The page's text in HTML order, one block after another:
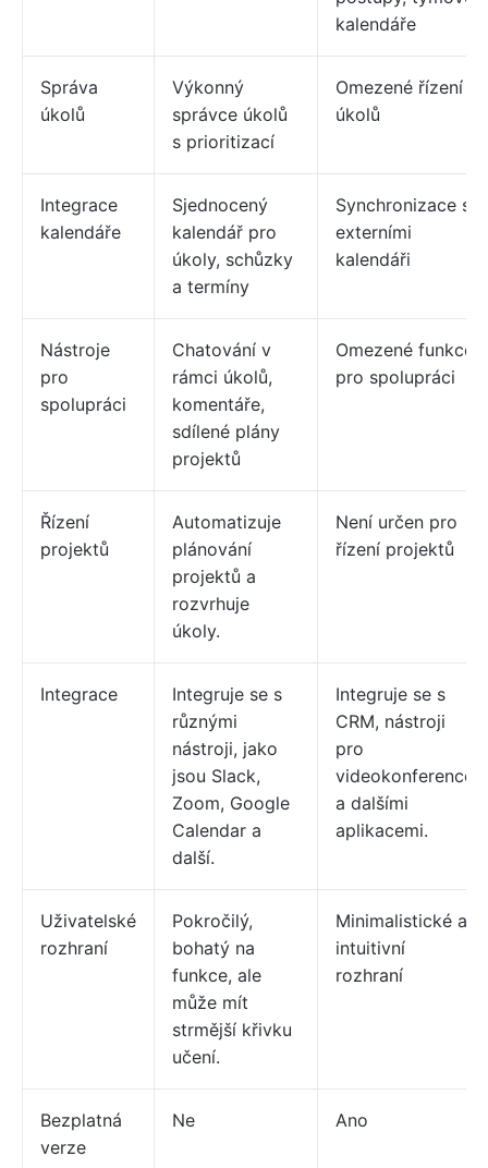
kalendáře
Správa
úkolů
Výkonný
správce úkolů
s prioritizací
Omezené řízení
úkolů
Integrace
kalendáře
Sjednocený
kalendář pro
úkoly, schůzky
a termíny
Synchronizace s
externími
kalendáři
Nástroje
pro
spolupráci
Chatování v
rámci úkolů,
komentáře,
sdílené plány
projektů
Omezené funkce
pro spolupráci
Řízení
projektů
Automatizuje
plánování
projektů a
rozvrhuje
úkoly.
Není určen pro
řízení projektů
Integrace
Integruje se s
různými
nástroji, jako
jsou Slack,
Zoom, Google
Calendar a
další.
Integruje se s
CRM, nástroji
pro
videokonference
a dalšími
aplikacemi.
Uživatelské
rozhraní
Pokročilý,
bohatý na
funkce, ale
může mít
strmější křivku
učení.
Minimalistické a
intuitivní
rozhraní
Bezplatná
verze
Ne Ano